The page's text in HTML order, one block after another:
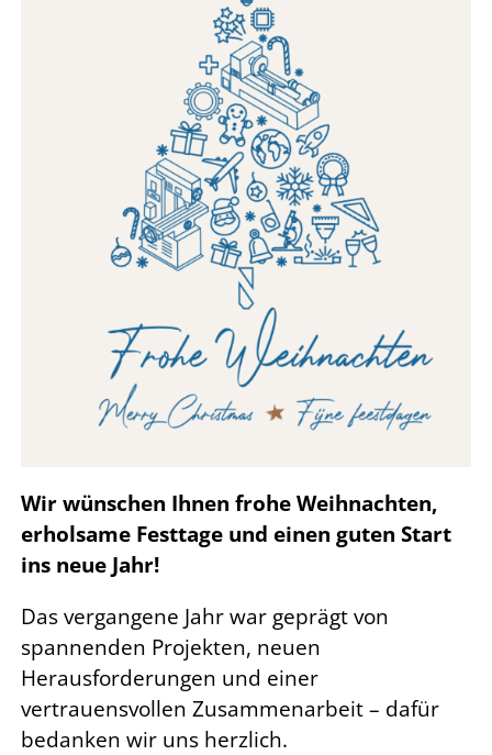
Wir wünschen Ihnen frohe Weihnachten,
erholsame Festtage und einen guten Start
ins neue Jahr!
Das vergangene Jahr war geprägt von
spannenden Projekten, neuen
Herausforderungen und einer
vertrauensvollen Zusammenarbeit – dafür
bedanken wir uns herzlich.